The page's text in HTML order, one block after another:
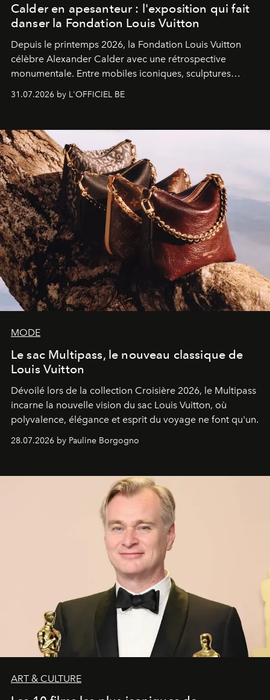
Calder en apesanteur : l'exposition qui fait
danser la Fondation Louis Vuitton
Depuis le printemps 2026, la Fondation Louis Vuitton
célèbre Alexander Calder avec une rétrospective
monumentale. Entre mobiles iconiques, sculptures
américain investit les espaces imaginés par Frank Gehry
sculpture.
31.07.2026 by L'OFFICIEL BE
MODE
Le sac Multipass, le nouveau classique de
Louis Vuitton
Dévoilé lors de la collection Croisière 2026, le Multipass
incarne la nouvelle vision du sac Louis Vuitton, où
polyvalence, élégance et esprit du voyage ne font qu'un.
28.07.2026 by Pauline Borgogno
ART & CULTURE